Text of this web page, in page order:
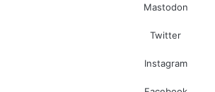
Mastodon
Twitter
Instagram